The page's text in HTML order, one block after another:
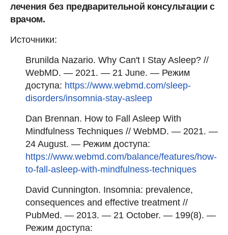
лечения без предварительной консультации с
врачом.
Источники:
Brunilda Nazario. Why Can't I Stay Asleep? //
WebMD. — 2021. — 21 June. — Режим
доступа: https://www.webmd.com/sleep-
disorders/insomnia-stay-asleep
Dan Brennan. How to Fall Asleep With
Mindfulness Techniques // WebMD. — 2021. —
24 August. — Режим доступа:
https://www.webmd.com/balance/features/how-
to-fall-asleep-with-mindfulness-techniques
David Cunnington. Insomnia: prevalence,
consequences and effective treatment //
PubMed. — 2013. — 21 October. — 199(8). —
Режим доступа: